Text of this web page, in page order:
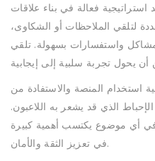
استراتيجية فعالة في بناء علاقات
لتلقي الملاحظات أو الشكاوى،
مشاكل واستفسارات بسهولة. تلقي
استخدام المنصة والاستفادة من
الذي قد يشعر به اللاعبون.
أي موضوع يكتسب أهمية كبيرة
في تعزيز الثقة والأمان.